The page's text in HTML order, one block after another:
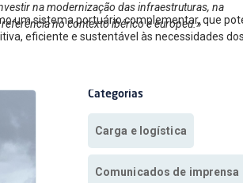
na modernização das infraestruturas, na
no contexto ibérico e europeu.»
um sistema portuário complementar, que
eficiente e sustentável às necessidades dos
Categorias
Carga e logística
Comunicados de imprensa